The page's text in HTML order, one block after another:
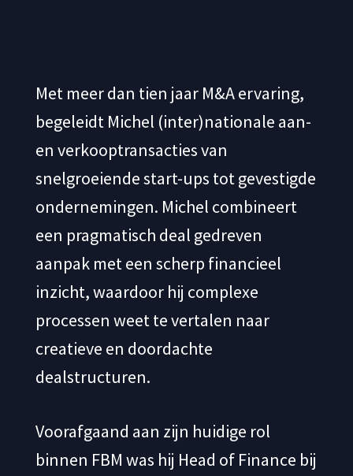
Met meer dan tien jaar M&A ervaring,
begeleidt Michel (inter)nationale aan-
en verkooptransacties van
snelgroeiende start-ups tot gevestigde
ondernemingen. Michel combineert
een pragmatisch deal gedreven
aanpak met een scherp financieel
inzicht, waardoor hij complexe
processen weet te vertalen naar
creatieve en doordachte
dealstructuren.
Voorafgaand aan zijn huidige rol
binnen FBM was hij Head of Finance bij